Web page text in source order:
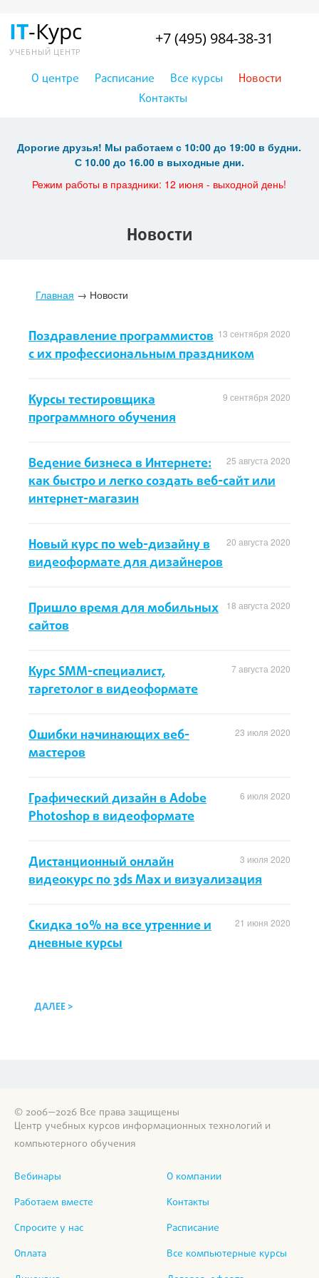
IT-Курс
УЧЕБНЫЙ ЦЕНТР
О центре Расписание Все курсы
Новости
Контакты
+7 (495) 984-38-31
Дорогие друзья! Мы работаем с 10:00 до 19:00 в будни.
С 10.00 до 16.00 в выходные дни.
Режим работы в праздники: 12 июня - выходной день!
Новости
Главная → Новости
13 сентября 2020
Поздравление программистов
с их профессиональным праздником
9 сентября 2020
Курсы тестировщика
программного обучения
25 августа 2020
Ведение бизнеса в Интернете:
как быстро и легко создать веб-сайт или
интернет-магазин
20 августа 2020
Новый курс по web-дизайну в
видеоформате для дизайнеров
18 августа 2020
Пришло время для мобильных
сайтов
7 августа 2020
Курс SMM-специалист,
таргетолог в видеоформате
23 июля 2020
Ошибки начинающих веб-
мастеров
6 июля 2020
Графический дизайн в Adobe
Photoshop в видеоформате
3 июля 2020
Дистанционный онлайн
видеокурс по 3ds Max и визуализация
21 июня 2020
Скидка 10% на все утренние и
дневные курсы
ДАЛЕЕ >
© 2006—2026 Все права защищены
Центр учебных курсов информационных технологий и
компьютерного обучения
Вебинары
Работаем вместе
Спросите у нас
Оплата
О компании
Контакты
Расписание
Все компьютерные курсы